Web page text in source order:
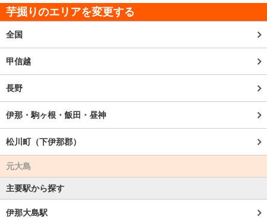
芋掘りのエリアを変更する
全国
甲信越
長野
伊那・駒ヶ根・飯田・昼神
松川町（下伊那郡）
元大島
主要駅から探す
伊那大島駅